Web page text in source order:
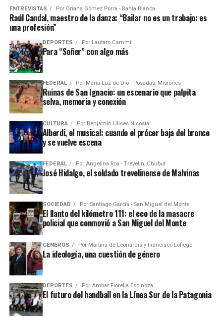
ENTREVISTAS Por Oriana Gómez Porra - Bahía Blanca
Raúl Candal, maestro de la danza: “Bailar no es un trabajo: es
una profesión”
DEPORTES Por Lautaro Cammi
Para “Soñer” con algo más
FEDERAL Por María Luz de Dio - Posadas, Misiones
Ruinas de San Ignacio: un escenario que palpita
selva, memoria y conexión
CULTURA Por Benjamín Ulises Nicosia
Alberdi, el musical: cuando el prócer baja del bronce
y se vuelve escena
FEDERAL Por Angelina Roa - Trevelin, Chubut
José Hidalgo, el soldado trevelinense de Malvinas
SOCIEDAD Por Santiago García - San Miguel del Monte
El llanto del kilómetro 111: el eco de la masacre
policial que conmovió a San Miguel del Monte
GÉNEROS Por Martína de Leonardis y Francisco Lofiego
La ideología, una cuestión de género
DEPORTES Por Ambar Fiorella Espinoza
El futuro del handball en la Línea Sur de la Patagonia